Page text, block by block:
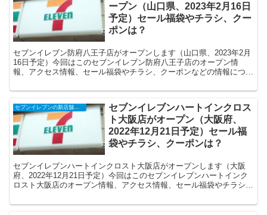
ープン（山口県、2023年2月16日
予定）セール福袋やチラシ、クー
ポンは？
セブンイレブン防府八王子店がオープンします（山口県、2023年2月
16日予定）今回はこのセブンイレブン防府八王子店のオープン情
報、アクセス情報、セール福袋やチラシ、クーポンなどの情報につい
セブンイレブンの新店舗開店予定・オープンセール（福袋）、クーポンなど
セブンイレブンハートインクロス
ト大阪店がオープン（大阪府、
2022年12月21日予定）セール福
袋やチラシ、クーポンは？
セブンイレブンハートインクロスト大阪店がオープンします（大阪
府、2022年12月21日予定）今回はこのセブンイレブンハートインク
ロスト大阪店のオープン情報、アクセス情報、セール福袋やチラシ、